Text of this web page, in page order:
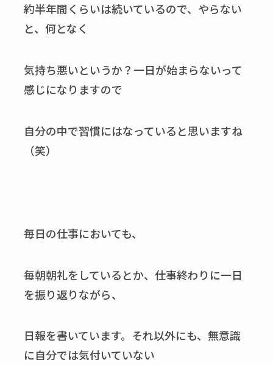
約半年間くらいは続いているので、やらない
と、何となく
気持ち悪いというか？一日が始まらないって
感じになりますので
自分の中で習慣にはなっていると思いますね
（笑）
毎日の仕事においても、
毎朝朝礼をしているとか、仕事終わりに一日
を振り返りながら、
日報を書いています。それ以外にも、無意識
に自分では気付いていない